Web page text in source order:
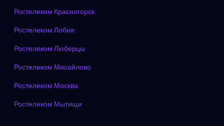
Ростелеком Красногорск
Ростелеком Лобня
Ростелеком Люберцы
Ростелеком Мисайлово
Ростелеком Москва
Ростелеком Мытищи